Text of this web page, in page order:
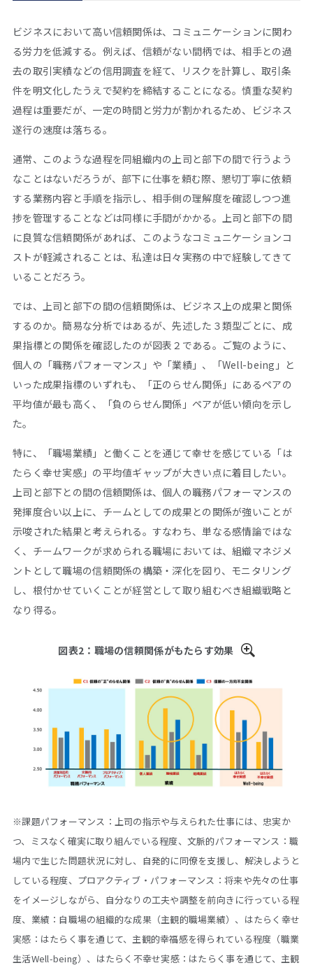
ビジネスにおいて高い信頼関係は、コミュニケーションに関わ
る労力を低減する。例えば、信頼がない間柄では、相手との過
去の取引実績などの信用調査を経て、リスクを計算し、取引条
件を明文化したうえで契約を締結することになる。慎重な契約
過程は重要だが、一定の時間と労力が割かれるため、ビジネス
遂行の速度は落ちる。
通常、このような過程を同組織内の上司と部下の間で行うよう
なことはないだろうが、部下に仕事を頼む際、懇切丁寧に依頼
する業務内容と手順を指示し、相手側の理解度を確認しつつ進
捗を管理することなどは同様に手間がかかる。上司と部下の間
に良質な信頼関係があれば、このようなコミュニケーションコ
ストが軽減されることは、私達は日々実務の中で経験してきて
いることだろう。
では、上司と部下の間の信頼関係は、ビジネス上の成果と関係
するのか。簡易な分析ではあるが、先述した３類型ごとに、成
果指標との関係を確認したのが図表２である。ご覧のように、
個人の「職務パフォーマンス」や「業績」、「Well-being」と
いった成果指標のいずれも、「正のらせん関係」にあるペアの
平均値が最も高く、「負のらせん関係」ペアが低い傾向を示し
た。
特に、「職場業績」と働くことを通じて幸せを感じている「は
たらく幸せ実感」の平均値ギャップが大きい点に着目したい。
上司と部下との間の信頼関係は、個人の職務パフォーマンスの
発揮度合い以上に、チームとしての成果との関係が強いことが
示唆された結果と考えられる。すなわち、単なる感情論ではな
く、チームワークが求められる職場においては、組織マネジメ
ントとして職場の信頼関係の構築・深化を図り、モニタリング
し、根付かせていくことが経営として取り組むべき組織戦略と
なり得る。
図表2：職場の信頼関係がもたらす効果
※課題パフォーマンス：上司の指示や与えられた仕事には、忠実か
つ、ミスなく確実に取り組んでいる程度、文脈的パフォーマンス：職
場内で生じた問題状況に対し、自発的に同僚を支援し、解決しようと
している程度、プロアクティブ・パフォーマンス：将来や先々の仕事
をイメージしながら、自分なりの工夫や調整を前向きに行っている程
度、業績：自職場の組織的な成果（主観的職場業績）、はたらく幸せ
実感：はたらく事を通じて、主観的幸福感を得られている程度（職業
生活Well-being）、はたらく不幸せ実感：はたらく事を通じて、主観